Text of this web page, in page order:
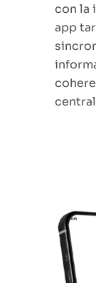
con la
app